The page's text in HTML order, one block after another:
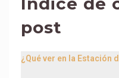
post
¿Qué ver en la Estación